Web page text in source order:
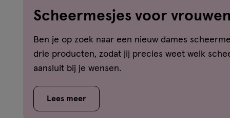
Scheermesjes voor
beste keuze?
Ben je op zoek naar een nieuw dames
drie producten, zodat jij precies weet welk
aansluit bij je wensen.
Lees meer